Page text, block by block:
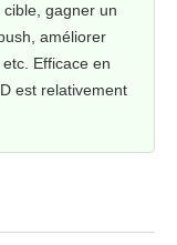
gagner un
améliorer
Efficace en
est relativement